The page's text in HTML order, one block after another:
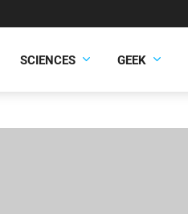
SCIENCES GEEK